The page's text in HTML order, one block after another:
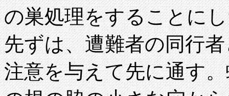
の巣処理をすることに
先ずは、遭難者の同行
注意を与えて先に通す